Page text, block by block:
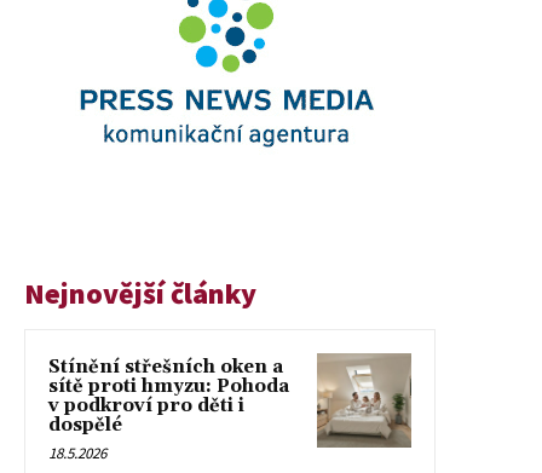
Nejnovější články
Stínění střešních oken a
sítě proti hmyzu: Pohoda
v podkroví pro děti i
dospělé
18.5.2026